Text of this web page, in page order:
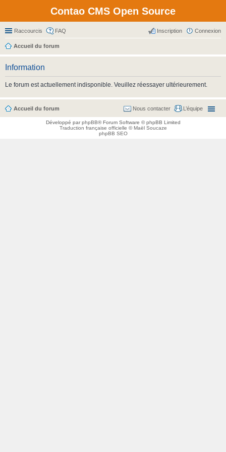
Contao CMS Open Source
Raccourcis FAQ Connexion
Inscription
Accueil du forum
Information
Le forum est actuellement indisponible. Veuillez réessayer ultérieurement.
Accueil du forum L’équipe
Nous contacter
Développé parphpBB® Forum Software © phpBB Limited
Traduction française officielle ©Maël Soucaze
phpBB SEO